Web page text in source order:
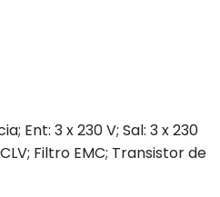
Ent: 3 x 230 V; Sal: 3 x 230
CLV; Filtro EMC; Transistor de